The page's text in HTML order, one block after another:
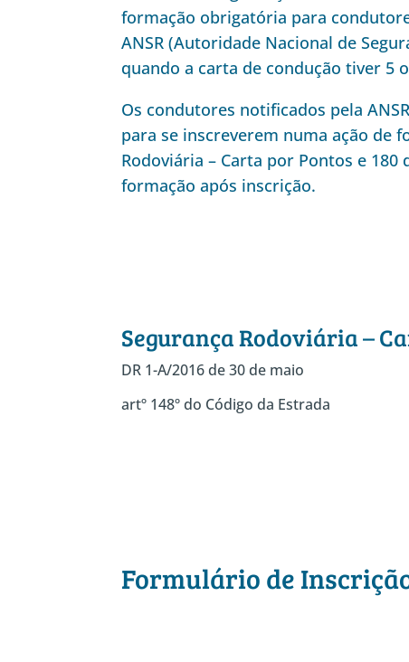
formação obrigatória para
ANSR (Autoridade Nacional de
quando a carta de condução tiver 5
Os condutores notificados pela
para se inscreverem numa ação de
Rodoviária – Carta por Pontos e 180
formação após inscrição.
Segurança Rodoviária –
DR 1-A/2016 de 30 de maio
artº 148º do Código da Estrada
Formulário de